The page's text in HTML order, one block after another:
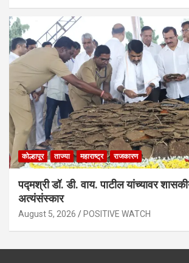
कोल्हापूर ताज्या महाराष्ट्र राजकारण
पद्मश्री डॉ. डी. वाय. पाटील यांच्यावर
अत्यंसंस्कार
August 5, 2026 POSITIVE WATCH